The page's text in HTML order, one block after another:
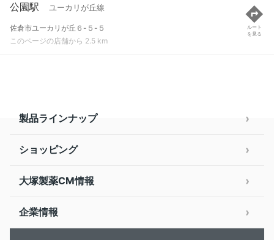
公園駅 ユーカリが丘線
佐倉市ユーカリが丘６-５-５
このページの店舗から 2.5 km
ルート
を見る
製品ラインナップ
ショッピング
大塚製薬CM情報
企業情報